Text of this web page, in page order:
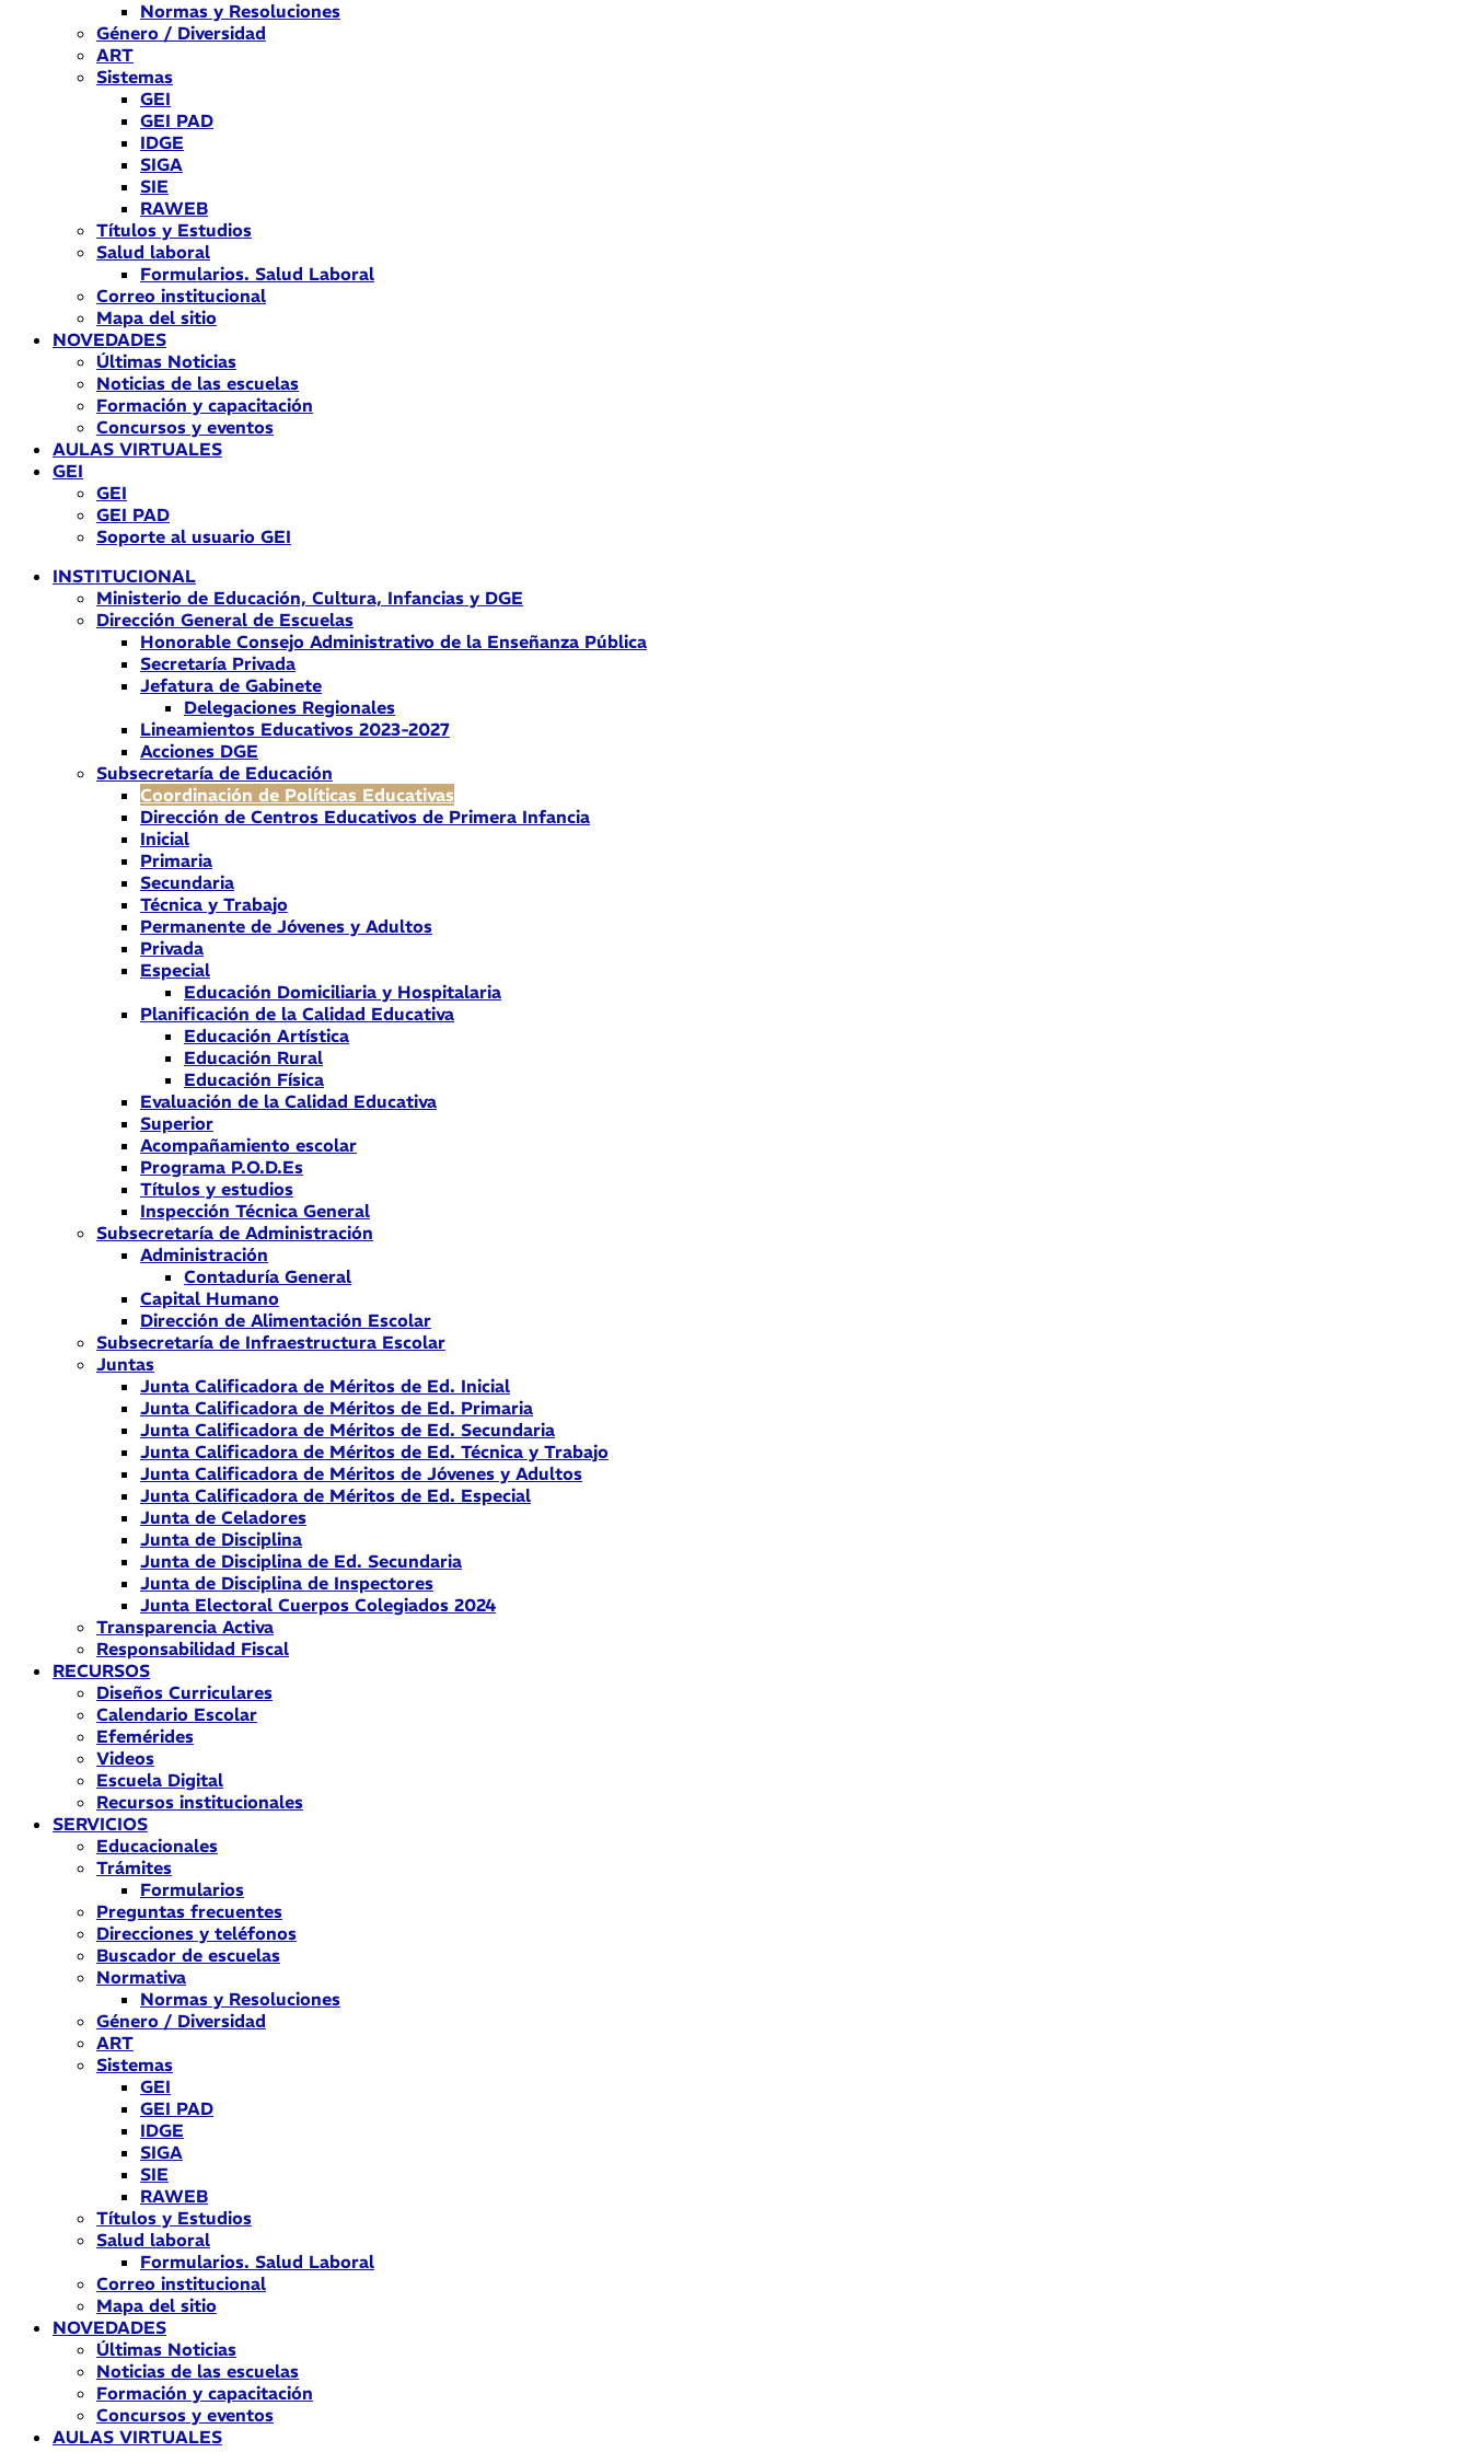
Normas y Resoluciones
Género / Diversidad
ART
Sistemas
GEI
GEI PAD
IDGE
SIGA
SIE
RAWEB
Títulos y Estudios
Salud laboral
Formularios. Salud Laboral
Correo institucional
Mapa del sitio
NOVEDADES
Últimas Noticias
Noticias de las escuelas
Formación y capacitación
Concursos y eventos
AULAS VIRTUALES
GEI
GEI
GEI PAD
Soporte al usuario GEI
INSTITUCIONAL
Ministerio de Educación, Cultura, Infancias y DGE
Dirección General de Escuelas
Honorable Consejo Administrativo de la Enseñanza Pública
Secretaría Privada
Jefatura de Gabinete
Delegaciones Regionales
Lineamientos Educativos 2023-2027
Acciones DGE
Subsecretaría de Educación
Coordinación de Políticas Educativas
Dirección de Centros Educativos de Primera Infancia
Inicial
Primaria
Secundaria
Técnica y Trabajo
Permanente de Jóvenes y Adultos
Privada
Especial
Educación Domiciliaria y Hospitalaria
Planificación de la Calidad Educativa
Educación Artística
Educación Rural
Educación Física
Evaluación de la Calidad Educativa
Superior
Acompañamiento escolar
Programa P.O.D.Es
Títulos y estudios
Inspección Técnica General
Subsecretaría de Administración
Administración
Contaduría General
Capital Humano
Dirección de Alimentación Escolar
Subsecretaría de Infraestructura Escolar
Juntas
Junta Calificadora de Méritos de Ed. Inicial
Junta Calificadora de Méritos de Ed. Primaria
Junta Calificadora de Méritos de Ed. Secundaria
Junta Calificadora de Méritos de Ed. Técnica y Trabajo
Junta Calificadora de Méritos de Jóvenes y Adultos
Junta Calificadora de Méritos de Ed. Especial
Junta de Celadores
Junta de Disciplina
Junta de Disciplina de Ed. Secundaria
Junta de Disciplina de Inspectores
Junta Electoral Cuerpos Colegiados 2024
Transparencia Activa
Responsabilidad Fiscal
RECURSOS
Diseños Curriculares
Calendario Escolar
Efemérides
Videos
Escuela Digital
Recursos institucionales
SERVICIOS
Educacionales
Trámites
Formularios
Preguntas frecuentes
Direcciones y teléfonos
Buscador de escuelas
Normativa
Normas y Resoluciones
Género / Diversidad
ART
Sistemas
GEI
GEI PAD
IDGE
SIGA
SIE
RAWEB
Títulos y Estudios
Salud laboral
Formularios. Salud Laboral
Correo institucional
Mapa del sitio
NOVEDADES
Últimas Noticias
Noticias de las escuelas
Formación y capacitación
Concursos y eventos
AULAS VIRTUALES